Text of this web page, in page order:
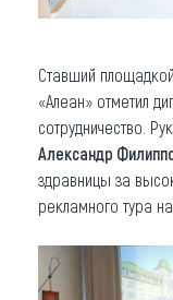
Ставший
«Алеан» отметил
сотрудничество.
Александр
здравницы за
рекламного тура